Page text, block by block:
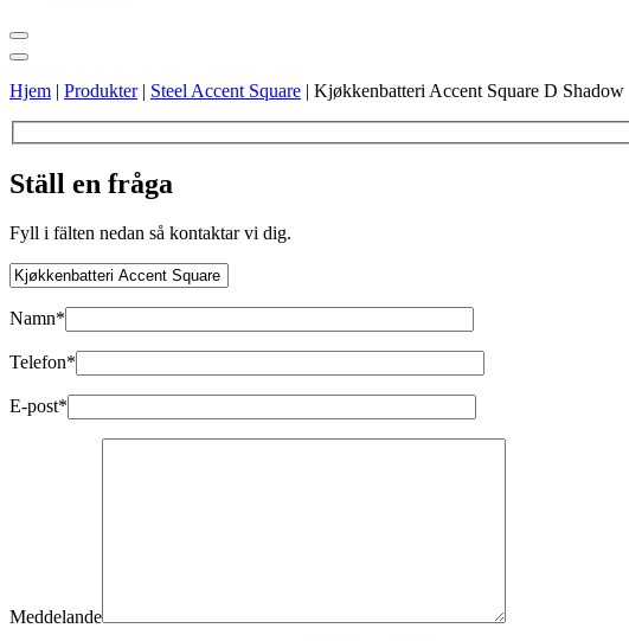
Hjem | Produkter| Steel Accent Square | Kjøkkenbatteri Accent Square D Shadow
Ställ en fråga
Fyll i fälten nedan så kontaktar vi dig.
Namn*
Telefon*
E-post*
Meddelande